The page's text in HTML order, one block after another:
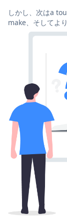
しかし、次はa
make、そしてよ